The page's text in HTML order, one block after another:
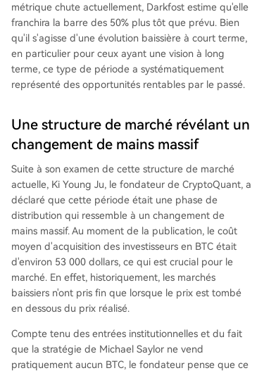
métrique chute actuellement, Darkfost estime qu'elle
franchira la barre des 50% plus tôt que prévu. Bien
qu'il s'agisse d'une évolution baissière à court terme,
en particulier pour ceux ayant une vision à long
terme, ce type de période a systématiquement
représenté des opportunités rentables par le passé.
Une structure de marché révélant un
changement de mains massif
Suite à son examen de cette structure de marché
actuelle, Ki Young Ju, le fondateur de CryptoQuant, a
déclaré que cette période était une phase de
distribution qui ressemble à un changement de
mains massif. Au moment de la publication, le coût
moyen d'acquisition des investisseurs en BTC était
d'environ 53 000 dollars, ce qui est crucial pour le
marché. En effet, historiquement, les marchés
baissiers n'ont pris fin que lorsque le prix est tombé
en dessous du prix réalisé.
Compte tenu des entrées institutionnelles et du fait
que la stratégie de Michael Saylor ne vend
pratiquement aucun BTC, le fondateur pense que ce